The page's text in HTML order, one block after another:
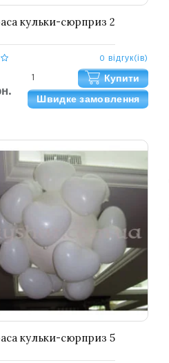
кульки-сюрприз 2
0 відгук(ів)
Купити
Швидке замовлення
кульки-сюрприз 5